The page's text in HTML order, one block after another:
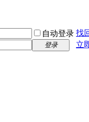
自动登录 找
登录
立